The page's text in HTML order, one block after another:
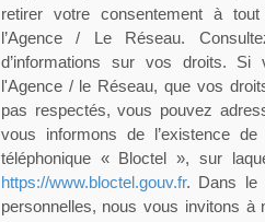
retirer votre consentement à
l’Agence / Le Réseau.
d’informations sur vos droits.
l'Agence / le Réseau, que vos
pas respectés, vous pouvez
vous informons de l’existence
téléphonique « Bloctel », sur
https://www.bloctel.gouv.fr. Dans le
personnelles, nous vous invitons